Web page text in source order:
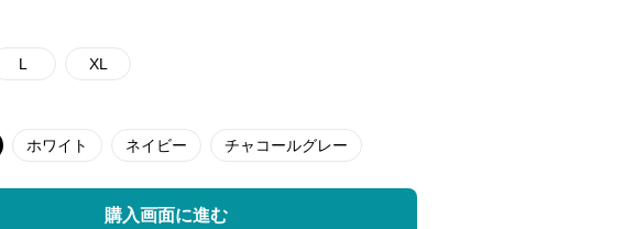
L XL
ホワイト ネイビー チャコールグレー
購入画面に進む